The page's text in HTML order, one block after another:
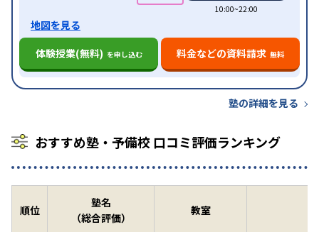
10:00~22:00
地図を見る
体験授業(無料) を申し込む 料金などの資料請求 無料
塾の詳細を見る
おすすめ塾・予備校 口コミ評価ランキング
順位
塾名
（総合評価）
教室